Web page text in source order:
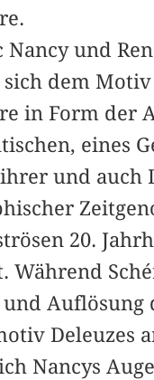
Nancy und
dem
in Form der
eines
und auch
20.
Während
Auflösung
Deleuzes
Nancys